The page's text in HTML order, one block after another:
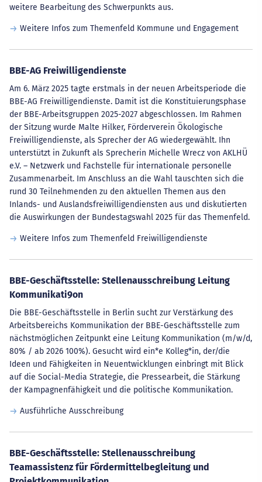
weitere Bearbeitung des Schwerpunkts aus.
Weitere Infos zum Themenfeld Kommune und Engagement
BBE-AG Freiwilligendienste
Am 6. März 2025 tagte erstmals in der neuen Arbeitsperiode die
BBE-AG Freiwilligendienste. Damit ist die Konstituierungsphase
der BBE-Arbeitsgruppen 2025-2027 abgeschlossen. Im Rahmen
der Sitzung wurde Malte Hilker, Förderverein Ökologische
Freiwilligendienste, als Sprecher der AG wiedergewählt. Ihn
unterstützt in Zukunft als Sprecherin Michelle Wrecz von AKLHÜ
e.V. – Netzwerk und Fachstelle für internationale personelle
Zusammenarbeit. Im Anschluss an die Wahl tauschten sich die
rund 30 Teilnehmenden zu den aktuellen Themen aus den
Inlands- und Auslandsfreiwilligendiensten aus und diskutierten
die Auswirkungen der Bundestagswahl 2025 für das Themenfeld.
Weitere Infos zum Themenfeld Freiwilligendienste
BBE-Geschäftsstelle: Stellenausschreibung Leitung
Kommunikati9on
Die BBE-Geschäftsstelle in Berlin sucht zur Verstärkung des
Arbeitsbereichs Kommunikation der BBE-Geschäftsstelle zum
nächstmöglichen Zeitpunkt eine Leitung Kommunikation (m/w/d,
80% / ab 2026 100%). Gesucht wird ein*e Kolleg*in, der/die
Ideen und Fähigkeiten in Neuentwicklungen einbringt mit Blick
auf die Social-Media Strategie, die Pressearbeit, die Stärkung
der Kampagnenfähigkeit und die politische Kommunikation.
Ausführliche Ausschreibung
BBE-Geschäftsstelle: Stellenausschreibung
Teamassistenz für Fördermittelbegleitung und